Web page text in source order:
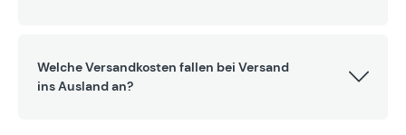
Welche Versandkosten fallen bei Versand
ins Ausland an?